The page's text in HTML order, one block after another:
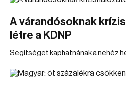
A várandósoknak
létre a KDNP
Segítséget kaphatnának a nehéz